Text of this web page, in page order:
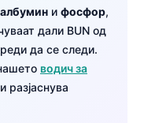
албумин и фосфор,
дали BUN од
да се следи.
водич за
разјаснува